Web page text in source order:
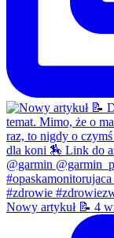
Nowy artykuł 📝 4